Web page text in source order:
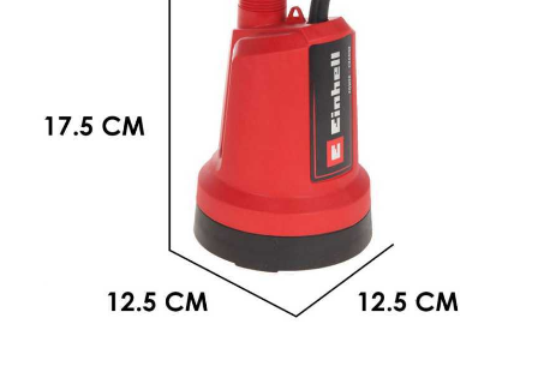
Heizkanonen und Elektroheizer
Hochdruckreiniger
Holzbacköfen Außenbereich für Pizza und Braten
CTEK
DeWalt